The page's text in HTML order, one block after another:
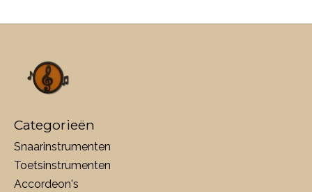
Categorieën
Snaarinstrumenten
Toetsinstrumenten
Accordeon's